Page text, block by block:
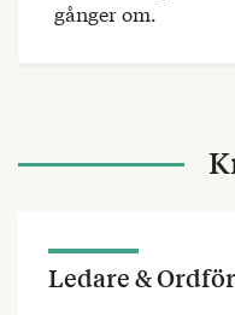
gånger om.
Ledare &